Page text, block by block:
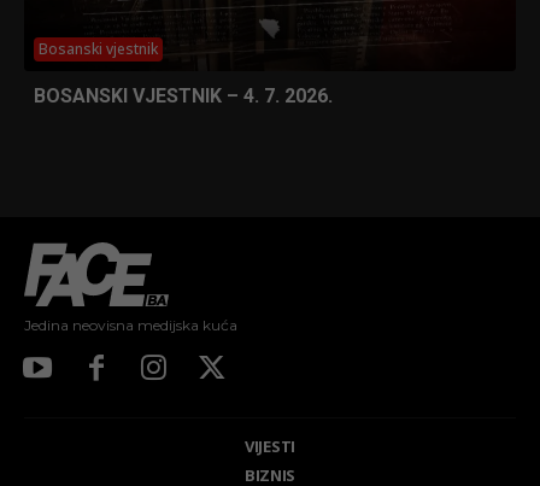
Bosanski vjestnik
BOSANSKI VJESTNIK – 4. 7. 2026.
Jedina neovisna medijska kuća
VIJESTI
BIZNIS